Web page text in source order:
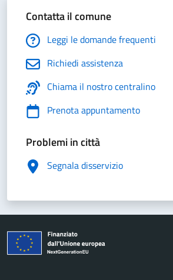
Contatta il comune
Leggi le domande frequenti
Richiedi assistenza
Chiama il nostro centralino
Prenota appuntamento
Problemi in città
Segnala disservizio